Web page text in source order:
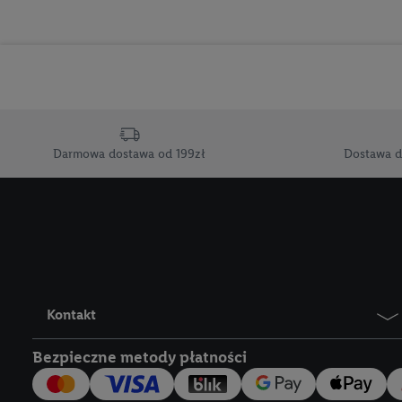
Darmowa dostawa od 199zł Dostawa
Kontakt
Bezpieczne metody płatności
Jeśli użytkownik
wymienionych
następnie
Użytkownik
tak, Utiq udostępni
numeru
szczególności